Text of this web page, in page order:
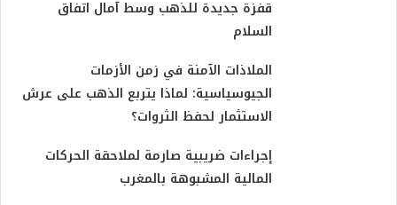
قفزة جديدة للذهب وسط آمال اتفاق
السلام
الملاذات الآمنة في زمن الأزمات
الجيوسياسية: لماذا يتربع الذهب على عرش
الاستثمار لحفظ الثروات؟
إجراءات ضريبية صارمة لملاحقة الحركات
المالية المشبوهة بالمغرب